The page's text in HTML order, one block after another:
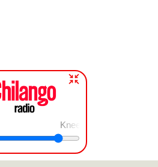
Kneecap | Smugglers &